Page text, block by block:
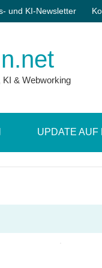
und KI-Newsletter
KI & Webworking
UPDATE AUF